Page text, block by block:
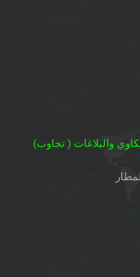
والبلاغات ( تجاوب)